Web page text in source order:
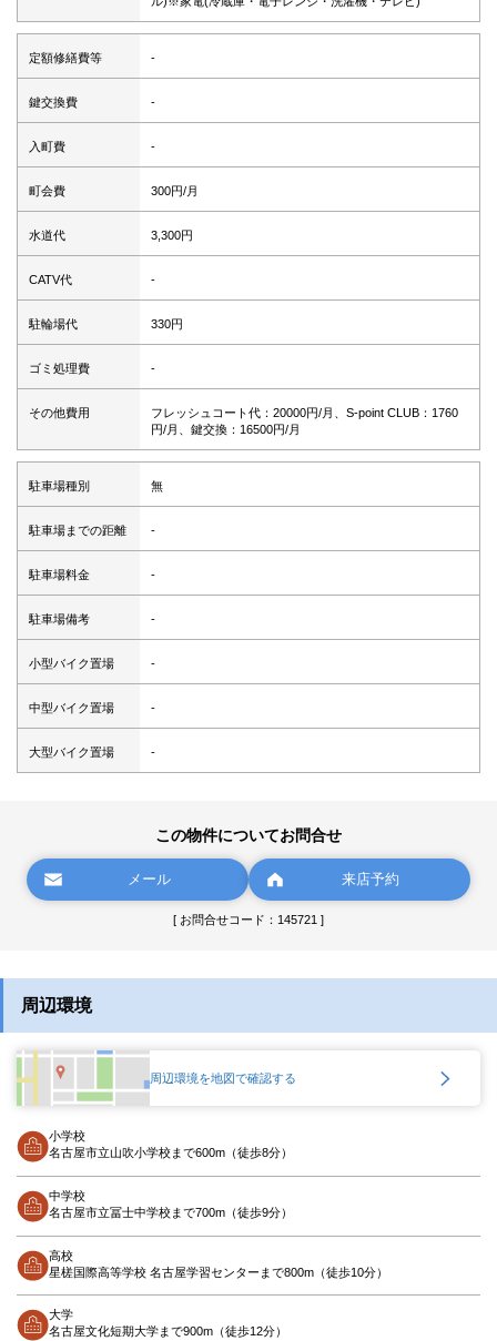
定額修繕費等 -
鍵交換費 -
入町費 -
町会費 300円/月
水道代 3,300円
CATV代 -
駐輪場代 330円
ゴミ処理費 -
その他費用
フレッシュコート代：20000円/月、S-point CLUB：1760
円/月、鍵交換：16500円/月
駐車場種別 無
駐車場までの距離 -
駐車場料金 -
駐車場備考 -
小型バイク置場 -
中型バイク置場 -
大型バイク置場 -
この物件についてお問合せ
メール 来店予約
[ お問合せコード：145721 ]
周辺環境
周辺環境を地図で確認する
小学校
名古屋市立山吹小学校まで600m（徒歩8分）
中学校
名古屋市立冨士中学校まで700m（徒歩9分）
高校
星槎国際高等学校 名古屋学習センターまで800m（徒歩10分）
大学
名古屋文化短期大学まで900m（徒歩12分）